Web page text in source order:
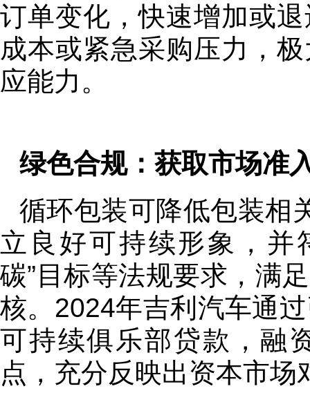
订单变化，快速增加或
成本或紧急采购压力，
应能力。
绿色合规：获取市场准
循环包装可降低包装相
立良好可持续形象，并
碳”目标等法规要求，满
核。2024年吉利汽车通
可持续俱乐部贷款，融
点，充分反映出资本市